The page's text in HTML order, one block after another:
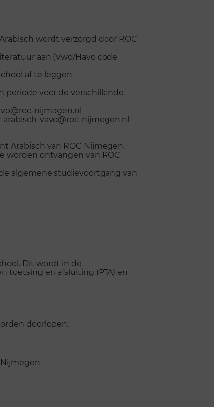
wordt verzorgd door ROC
aan (Vwo/Havo code
af te leggen.
periode voor de verschillende
nijmegen.nl
arabisch-vavo@roc-nijmegen.nl
Arabisch van ROC Nijmegen.
worden ontvangen van ROC
algemene studievoortgang van
Dit wordt in de
toetsing en afsluiting (PTA) en
doorlopen: